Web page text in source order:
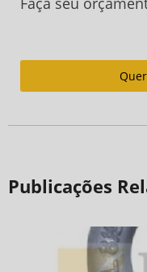
Publicações